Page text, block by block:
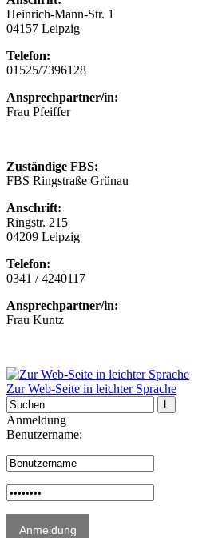
Heinrich-Mann-Str. 1
04157 Leipzig
Telefon:
01525/7396128
Ansprechpartner/in:
Frau Pfeiffer
Zuständige FBS:
FBS Ringstraße Grünau
Anschrift:
Ringstr. 215
04209 Leipzig
Telefon:
0341 / 4240117
Ansprechpartner/in:
Frau Kuntz
Zur Web-Seite in leichter Sprache
Anmeldung
Benutzername: